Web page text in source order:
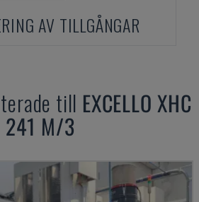
AV TILLGÅNGAR
till EXCELLO XHC
241 M/3